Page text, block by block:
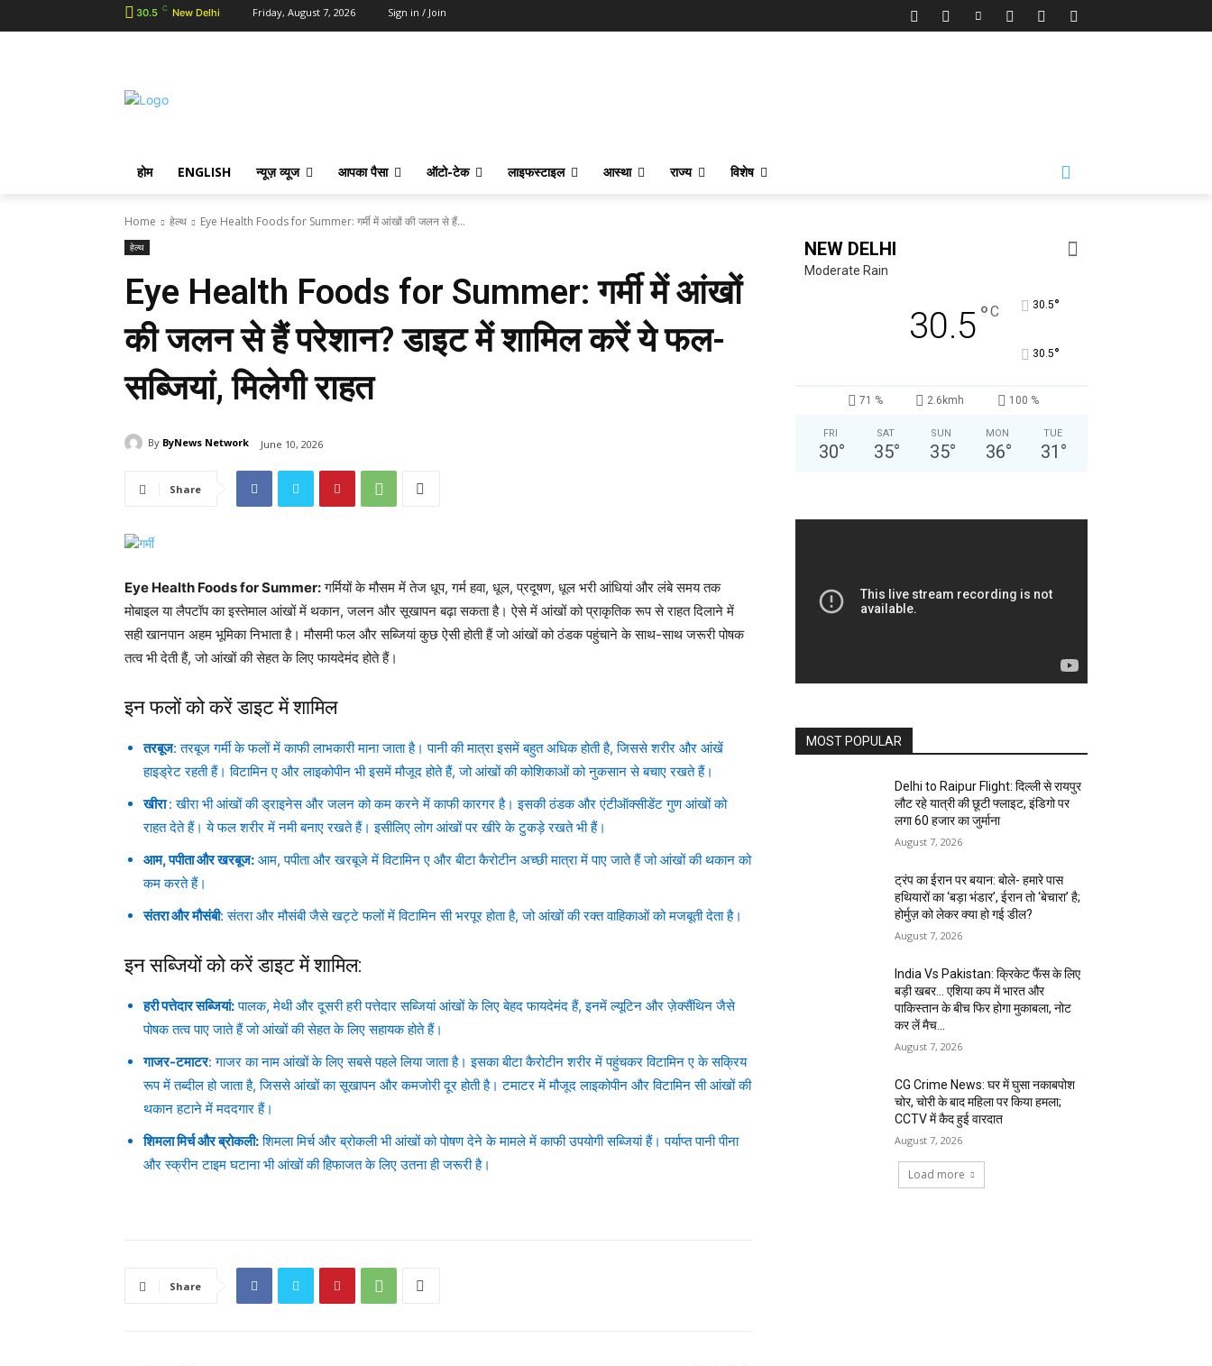
30.5 C New Delhi Friday, August 7, 2026 Sign in / Join
होम ENGLISH न्यूज़ व्यूज आपका पैसा ऑटो-टेक लाइफस्टाइल आस्था राज्य विशेष
Home हेल्थ Eye Health Foods for Summer: गर्मी में आंखों की जलन से हैं...
हेल्थ
Eye Health Foods for Summer: गर्मी में आंखों
की जलन से हैं परेशान? डाइट में शामिल करें ये फल-
सब्जियां, मिलेगी राहत
By ByNews Network June 10, 2026
Share
Eye Health Foods for Summer:गर्मियों के मौसम में तेज धूप, गर्म हवा, धूल, प्रदूषण, धूल भरी आंधियां और लंबे समय तक
मोबाइल या लैपटॉप का इस्तेमाल आंखों में थकान, जलन और सूखापन बढ़ा सकता है। ऐसे में आंखों को प्राकृतिक रूप से राहत दिलाने में
सही खानपान अहम भूमिका निभाता है। मौसमी फल और सब्जियां कुछ ऐसी होती हैं जो आंखों को ठंडक पहुंचाने के साथ-साथ जरूरी पोषक
तत्व भी देती हैं, जो आंखों की सेहत के लिए फायदेमंद होते हैं।
इन फलों को करें डाइट में शामिल
तरबूज: तरबूज गर्मी के फलों में काफी लाभकारी माना जाता है। पानी की मात्रा इसमें बहुत अधिक होती है, जिससे शरीर और आंखें
हाइड्रेट रहती हैं। विटामिन ए और लाइकोपीन भी इसमें मौजूद होते हैं, जो आंखों की कोशिकाओं को नुकसान से बचाए रखते हैं।
खीरा: खीरा भी आंखों की ड्राइनेस और जलन को कम करने में काफी कारगर है। इसकी ठंडक और एंटीऑक्सीडेंट गुण आंखों को
राहत देते हैं। ये फल शरीर में नमी बनाए रखते हैं। इसीलिए लोग आंखों पर खीरे के टुकड़े रखते भी हैं।
आम, पपीता और खरबूज: आम, पपीता और खरबूजे में विटामिन ए और बीटा कैरोटीन अच्छी मात्रा में पाए जाते हैं जो आंखों की थकान को
कम करते हैं।
संतरा और मौसंबी: संतरा और मौसंबी जैसे खट्टे फलों में विटामिन सी भरपूर होता है, जो आंखों की रक्त वाहिकाओं को मजबूती देता है।
इन सब्जियों को करें डाइट में शामिल:
हरी पत्तेदार सब्जियां:पालक, मेथी और दूसरी हरी पत्तेदार सब्जियां आंखों के लिए बेहद फायदेमंद हैं, इनमें ल्यूटिन और ज़ेक्सैंथिन जैसे
पोषक तत्व पाए जाते हैं जो आंखों की सेहत के लिए सहायक होते हैं।
गाजर-टमाटर: गाजर का नाम आंखों के लिए सबसे पहले लिया जाता है। इसका बीटा कैरोटीन शरीर में पहुंचकर विटामिन ए के सक्रिय
रूप में तब्दील हो जाता है, जिससे आंखों का सूखापन और कमजोरी दूर होती है। टमाटर में मौजूद लाइकोपीन और विटामिन सी आंखों की
थकान हटाने में मददगार हैं।
शिमला मिर्च और ब्रोकली:शिमला मिर्च और ब्रोकली भी आंखों को पोषण देने के मामले में काफी उपयोगी सब्जियां हैं। पर्याप्त पानी पीना
और स्क्रीन टाइम घटाना भी आंखों की हिफाजत के लिए उतना ही जरूरी है।
Share
NEW DELHI
Moderate Rain
30.5°C 30.5°
30.5°
71 % 2.6kmh 100 %
FRI
30°
SAT
35°
SUN
35°
MON
36°
TUE
31 °
MOST POPULAR
Delhi to Raipur Flight: दिल्ली से रायपुर
लौट रहे यात्री की छूटी फ्लाइट, इंडिगो पर
लगा 60 हजार का जुर्माना
August 7, 2026
ट्रंप का ईरान पर बयान: बोले- हमारे पास
हथियारों का ‘बड़ा भंडार’, ईरान तो ‘बेचारा’ है;
होर्मुज़ को लेकर क्या हो गई डील?
August 7, 2026
India Vs Pakistan: क्रिकेट फैंस के लिए
बड़ी खबर… एशिया कप में भारत और
पाकिस्तान के बीच फिर होगा मुकाबला, नोट
कर लें मैच...
August 7, 2026
CG Crime News: घर में घुसा नकाबपोश
चोर, चोरी के बाद महिला पर किया हमला;
CCTV में कैद हुई वारदात
August 7, 2026
Load more